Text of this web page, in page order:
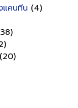
คนทีน (4)
(20)